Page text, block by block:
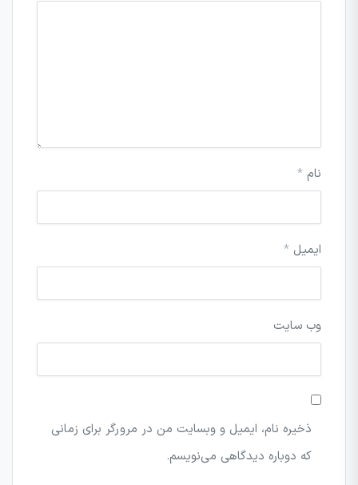
نام *
ایمیل *
وب‌ سایت
ذخیره نام، ایمیل و وبسایت من در مرورگر برای زمانی
که دوباره دیدگاهی می‌نویسم.